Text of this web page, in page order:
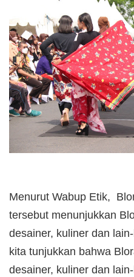
Menurut Wabup Etik,
tersebut menunjukkan
desainer, kuliner dan
kita tunjukkan bahwa
desainer, kuliner dan